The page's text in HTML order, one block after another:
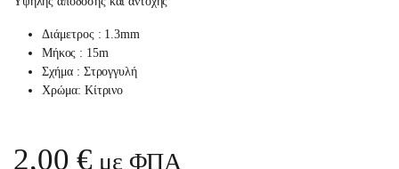
Διάμετρος : 1.3mm
Μήκος : 15m
Σχήμα : Στρογγυλή
Χρώμα: Κίτρινο
2,00€ με ΦΠΑ